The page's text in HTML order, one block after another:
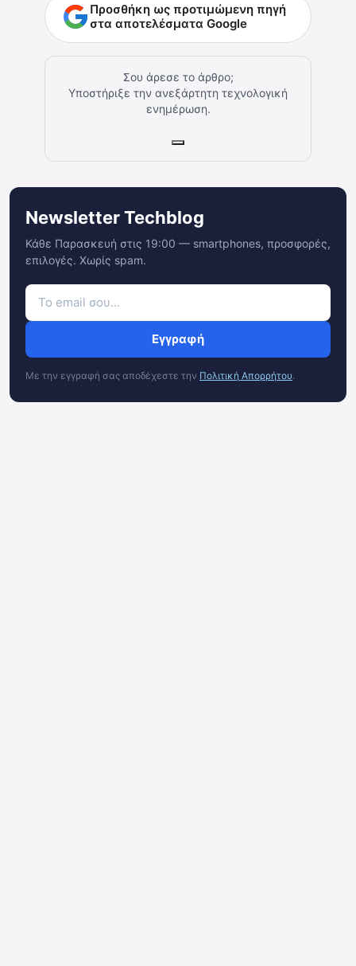
Προσθήκη ως προτιμώμενη πηγή
στα αποτελέσματα Google
Σου άρεσε το άρθρο;
Υποστήριξε την ανεξάρτητη τεχνολογική
ενημέρωση.
Newsletter Techblog
Κάθε Παρασκευή στις 19:00 — smartphones, προσφορές,
επιλογές. Χωρίς spam.
Εγγραφή
Με την εγγραφή σας αποδέχεστε την Πολιτική Απορρήτου.